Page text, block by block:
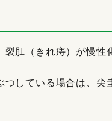
肛（きれ痔）が慢性
している場合は、尖